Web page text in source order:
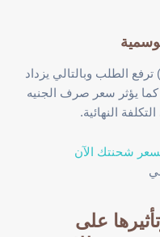
الطلب وبالتالي يزداد
كما يؤثر سعر صرف الجنيه
النهائية.
شحنتك الآن
على